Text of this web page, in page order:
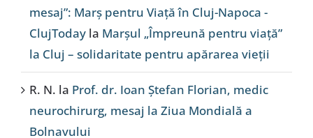
mesaj”: Marș pentru Viață în Cluj-Napoca -
ClujToday la Marșul „Împreună pentru viață”
la Cluj – solidaritate pentru apărarea vieții
R. N. la Prof. dr. Ioan Ștefan Florian, medic
neurochirurg, mesaj la Ziua Mondială a
Bolnavului